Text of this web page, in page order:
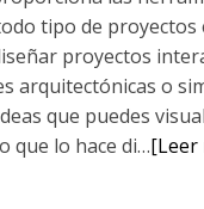
tipo de proyectos
proyectos
arquitectónicas o
que puedes
que lo hace di…[Leer